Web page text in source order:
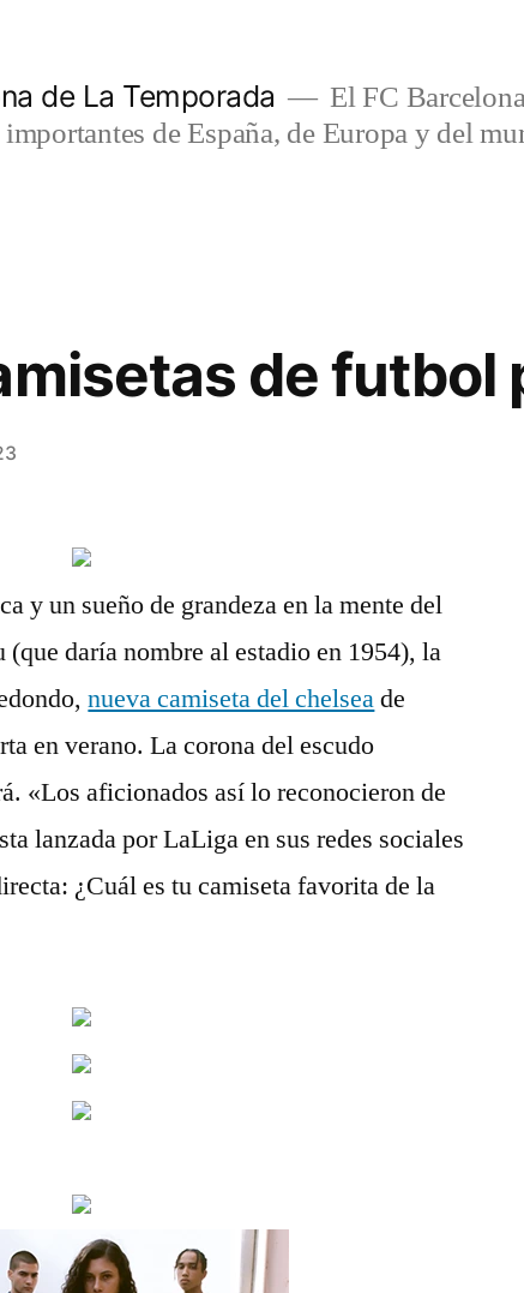
de La Temporada
El FC
de España, de Europa y del
de futbol
y un sueño de grandeza en la mente del
(que daría nombre al estadio en 1954), la
nueva camiseta del chelseade
en verano. La corona del escudo
«Los aficionados así lo reconocieron de
lanzada por LaLiga en sus redes sociales
¿Cuál es tu camiseta favorita de la